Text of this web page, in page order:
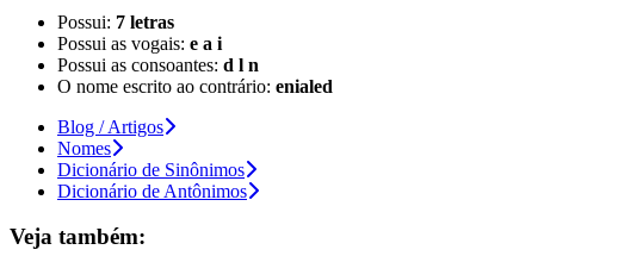
Possui: 7 letras
Possui as vogais: e a i
Possui as consoantes: d l n
O nome escrito ao contrário: enialed
Blog / Artigos
Nomes
Dicionário de Sinônimos
Dicionário de Antônimos
Veja também: